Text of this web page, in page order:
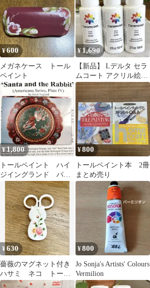
¥600
メガネケース トール
ペイント
¥ 1,690
【新品】 Lデルタ セラ
ムコート アクリル絵の
具 トールペイント白
¥1,800
トールペイント ハイ
ジイングランド パケ
ット 英語版
¥800
トールペイント本 2冊
まとめ売り
¥630
薔薇のマグネット付き
ハサミ ネコ トール
ペイント
¥800
Jo Sonja's Artists' Colours
Vermilion